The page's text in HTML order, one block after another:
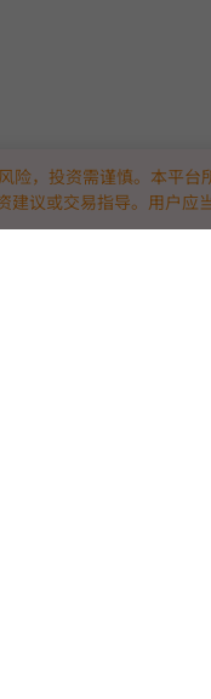
险，投资需谨慎。本平
建议或交易指导。用户应